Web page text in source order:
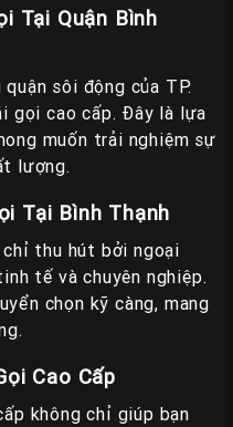
Tại Quận Bình
sôi động của TP.
gọi cao cấp. Đây là lựa
muốn trải nghiệm sự
lượng.
Tại Bình Thạnh
thu hút bởi ngoại
tế và chuyên nghiệp.
chọn kỹ càng, mang
Cao Cấp
không chỉ giúp bạn